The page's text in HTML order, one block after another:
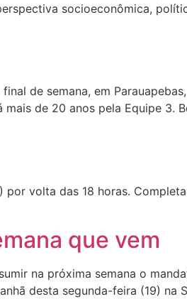
socioeconômica,
de semana, em
de 20 anos pela Equipe 3.
volta das 18 horas.
que vem
na próxima semana o
desta segunda-feira (19) na